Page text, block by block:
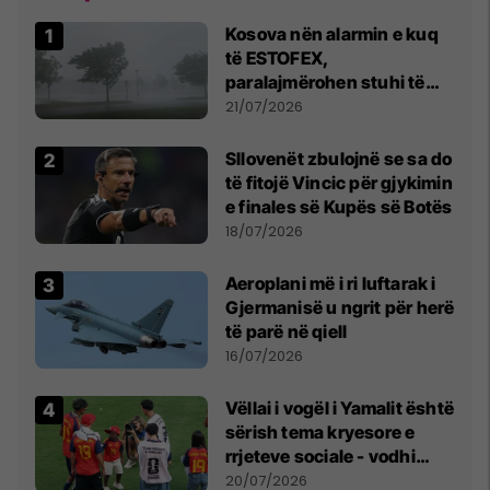
Kosova nën alarmin e kuq
të ESTOFEX,
paralajmërohen stuhi të
fuqishme me breshër dhe
21/07/2026
Sllovenët zbulojnë se sa do
të fitojë Vincic për gjykimin
e finales së Kupës së Botës
18/07/2026
Aeroplani më i ri luftarak i
Gjermanisë u ngrit për herë
të parë në qiell
16/07/2026
Vëllai i vogël i Yamalit është
sërish tema kryesore e
rrjeteve sociale - vodhi
vëmendjen pas finales së
20/07/2026